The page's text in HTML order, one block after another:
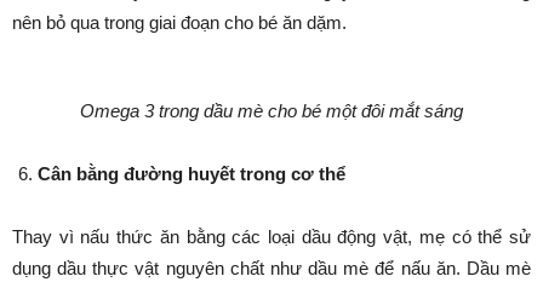
nên bỏ qua trong giai đoạn cho bé ăn dặm.
Omega 3 trong dầu mè cho bé một đôi mắt sáng
Cân bằng đường huyết trong cơ thể
Thay vì nấu thức ăn bằng các loại dầu động vật, mẹ có thể sử
dụng dầu thực vật nguyên chất như dầu mè để nấu ăn. Dầu mè